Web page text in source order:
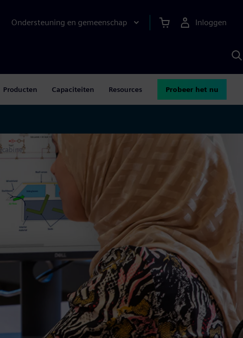
Ondersteuning en gemeenschap Inloggen
Producten Capaciteiten Resources Probeer het nu